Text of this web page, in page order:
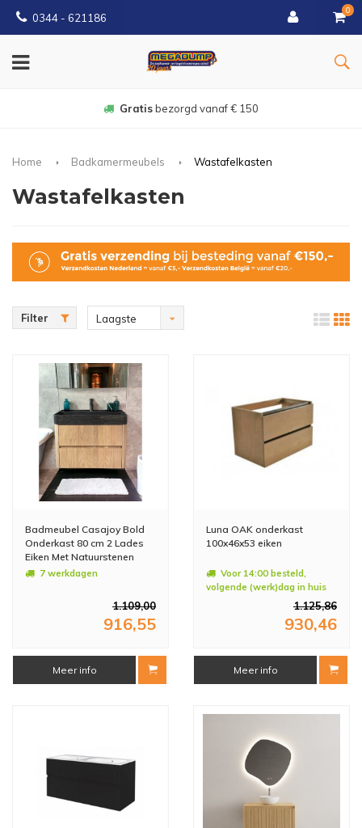
0344 - 621186
0
Gratisbezorgd vanaf € 150
Home Badkamermeubels Wastafelkasten
Wastafelkasten
Filter
Laagste
Badmeubel Casajoy Bold
Onderkast 80 cm 2 Lades
Eiken Met Natuurstenen
Wastafel
7 werkdagen
1.109,00
916,55
Meer info
Luna OAK onderkast
100x46x53 eiken
Voor 14:00 besteld,
volgende (werk)dag in huis
1.125,86
930,46
Meer info